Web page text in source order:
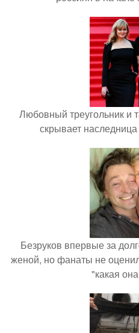
Любовный треугольник и
скрывает
Безруков впервые за
женой, но фанаты не
"какая